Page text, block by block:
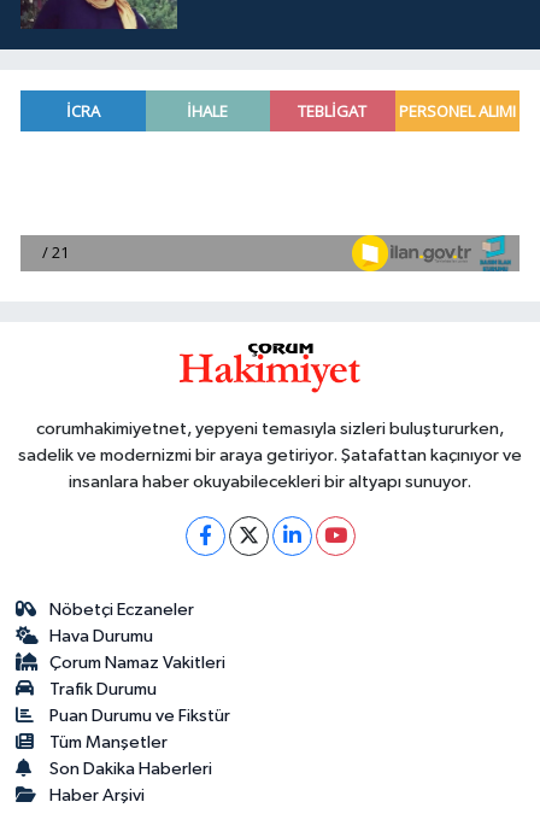
corumhakimiyetnet, yepyeni temasıyla sizleri buluştururken,
sadelik ve modernizmi bir araya getiriyor. Şatafattan kaçınıyor ve
insanlara haber okuyabilecekleri bir altyapı sunuyor.
Nöbetçi Eczaneler
Hava Durumu
Çorum Namaz Vakitleri
Trafik Durumu
Puan Durumu ve Fikstür
Tüm Manşetler
Son Dakika Haberleri
Haber Arşivi